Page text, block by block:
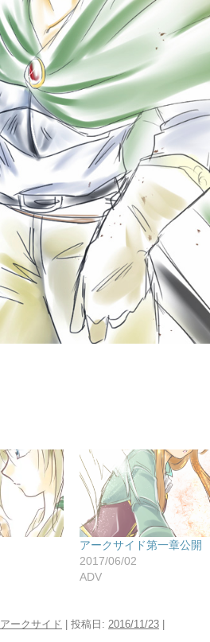
アークサイド第一章公開
2017/06/02
ADV
アークサイド | 投稿日: 2016/11/23